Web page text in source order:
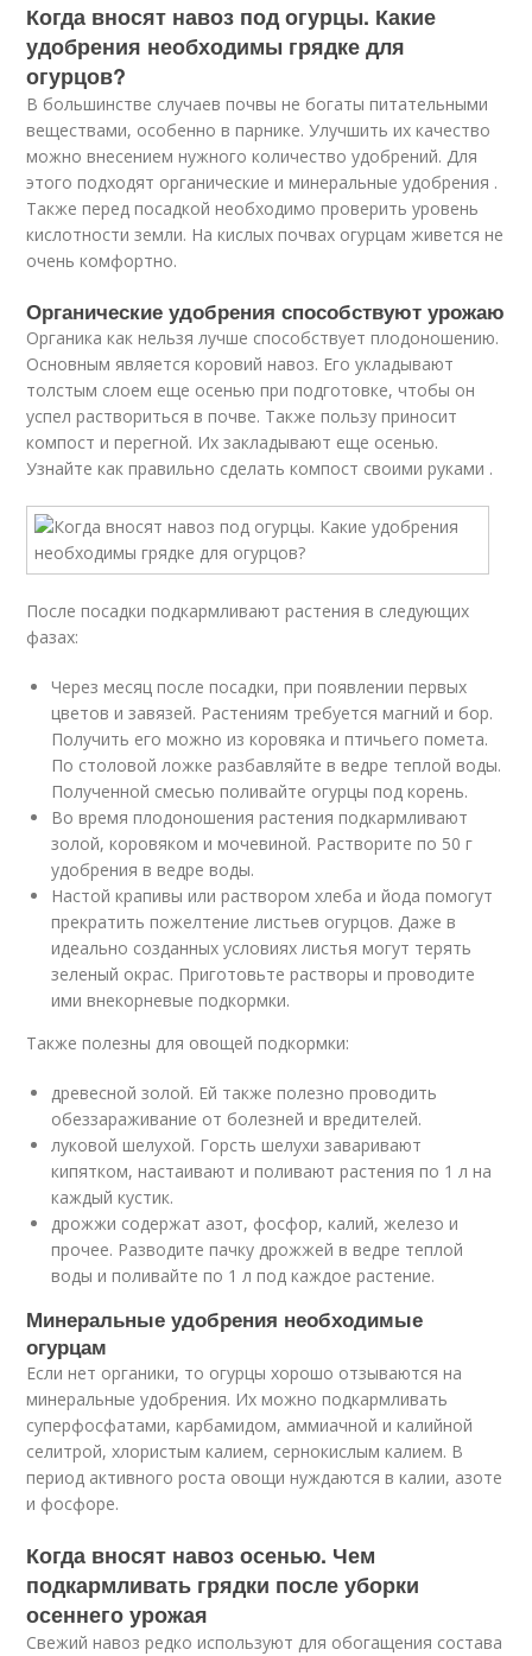
Когда вносят навоз под огурцы. Какие
удобрения необходимы грядке для
огурцов?
В большинстве случаев почвы не богаты питательными
веществами, особенно в парнике. Улучшить их качество
можно внесением нужного количество удобрений. Для
этого подходят органические и минеральные удобрения .
Также перед посадкой необходимо проверить уровень
кислотности земли. На кислых почвах огурцам живется не
очень комфортно.
Органические удобрения способствуют урожаю
Органика как нельзя лучше способствует плодоношению.
Основным является коровий навоз. Его укладывают
толстым слоем еще осенью при подготовке, чтобы он
успел раствориться в почве. Также пользу приносит
компост и перегной. Их закладывают еще осенью.
Узнайте как правильно сделать компост своими руками .
После посадки подкармливают растения в следующих
фазах:
Через месяц после посадки, при появлении первых
цветов и завязей. Растениям требуется магний и бор.
Получить его можно из коровяка и птичьего помета.
По столовой ложке разбавляйте в ведре теплой воды.
Полученной смесью поливайте огурцы под корень.
Во время плодоношения растения подкармливают
золой, коровяком и мочевиной. Растворите по 50 г
удобрения в ведре воды.
Настой крапивы или раствором хлеба и йода помогут
прекратить пожелтение листьев огурцов. Даже в
идеально созданных условиях листья могут терять
зеленый окрас. Приготовьте растворы и проводите
ими внекорневые подкормки.
Также полезны для овощей подкормки:
древесной золой. Ей также полезно проводить
обеззараживание от болезней и вредителей.
луковой шелухой. Горсть шелухи заваривают
кипятком, настаивают и поливают растения по 1 л на
каждый кустик.
дрожжи содержат азот, фосфор, калий, железо и
прочее. Разводите пачку дрожжей в ведре теплой
воды и поливайте по 1 л под каждое растение.
Минеральные удобрения необходимые
огурцам
Если нет органики, то огурцы хорошо отзываются на
минеральные удобрения. Их можно подкармливать
суперфосфатами, карбамидом, аммиачной и калийной
селитрой, хлористым калием, сернокислым калием. В
период активного роста овощи нуждаются в калии, азоте
и фосфоре.
Когда вносят навоз осенью. Чем
подкармливать грядки после уборки
осеннего урожая
Свежий навоз редко используют для обогащения состава